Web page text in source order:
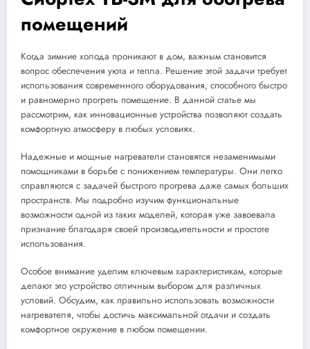
помещений
Когда зимние холода проникают в дом, важным становится
вопрос обеспечения уюта и тепла. Решение этой задачи требует
использования современного оборудования, способного быстро
и равномерно прогреть помещение. В данной статье мы
рассмотрим, как инновационные устройства позволяют создать
комфортную атмосферу в любых условиях.
Надежные и мощные нагреватели становятся незаменимыми
помощниками в борьбе с понижением температуры. Они легко
справляются с задачей быстрого прогрева даже самых больших
пространств. Мы подробно изучим функциональные
возможности одной из таких моделей, которая уже завоевала
признание благодаря своей производительности и простоте
использования.
Особое внимание уделим ключевым характеристикам, которые
делают это устройство отличным выбором для различных
условий. Обсудим, как правильно использовать возможности
нагревателя, чтобы достичь максимальной отдачи и создать
комфортное окружение в любом помещении.